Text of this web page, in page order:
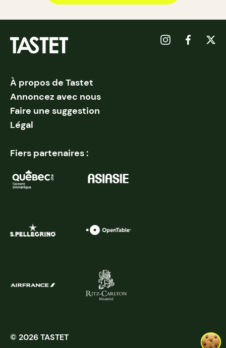
À propos de Tastet
Annoncez avec nous
Faire une suggestion
Légal
Fiers partenaires :
© 2026 TASTET